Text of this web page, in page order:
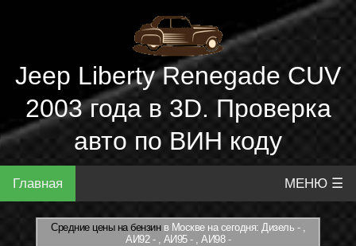
Jeep Liberty Renegade CUV
2003 года в 3D. Проверка
авто по ВИН коду
Главная МЕНЮ ☰
Средние цены на бензинв Москве на сегодня: Дизель - ,
АИ92 - , АИ95 - , АИ98 -